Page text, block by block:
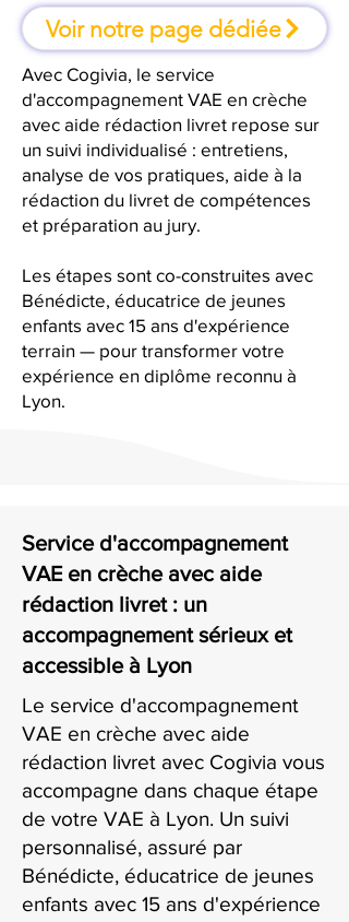
Voir notre page dédiée
Avec Cogivia, le service
d'accompagnement VAE en crèche
avec aide rédaction livret repose sur
un suivi individualisé : entretiens,
analyse de vos pratiques, aide à la
rédaction du livret de compétences
et préparation au jury.
Les étapes sont co-construites avec
Bénédicte, éducatrice de jeunes
enfants avec 15 ans d'expérience
terrain — pour transformer votre
expérience en diplôme reconnu à
Lyon.
Service d'accompagnement
VAE en crèche avec aide
rédaction livret : un
accompagnement sérieux et
accessible à Lyon
Le service d'accompagnement
VAE en crèche avec aide
rédaction livret avec Cogivia vous
accompagne dans chaque étape
de votre VAE à Lyon. Un suivi
personnalisé, assuré par
Bénédicte, éducatrice de jeunes
enfants avec 15 ans d'expérience